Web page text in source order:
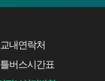
교내연락처
버스시간표